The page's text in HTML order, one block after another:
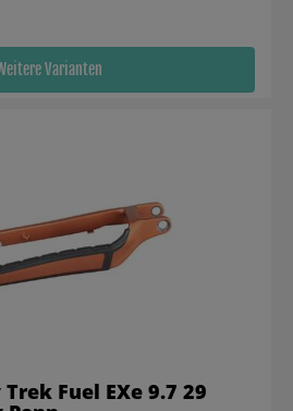
Varianten
Fuel EXe 9.7 29